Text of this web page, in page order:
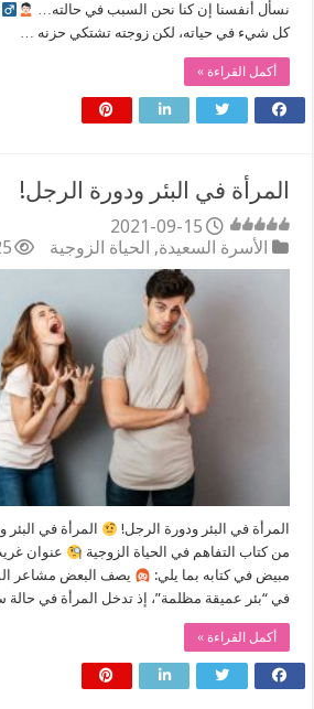
نسأل أنفسنا إن كنا نحن السبب في حالته…
كل شيء في حياته، لكن زوجته تشتكي حزنه …
أكمل القراءة »
المرأة في البئر ودورة الرجل!
2021-09-15
الأسرة السعيدة, الحياة الزوجية
المرأة في البئر ودورة الرجل! المرأة في
من كتاب التفاهم في الحياة الزوجية
عنوان
مبيض في كتابه بما يلي:
يصف البعض مشاعر
في “بئر عميقة مظلمة”، إذ تدخل المرأة في
أكمل القراءة »